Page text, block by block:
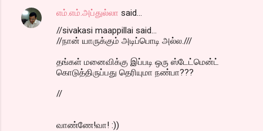
எம்.எம்.அப்துல்லா said…
//sivakasi maappillai said...
//நான் யாருக்கும் அடிப்பொடி அல்ல.///
தங்கள் மனைவிக்கு இப்படி ஒரு ஸ்டேட்மென்ட்
கொடுத்திருப்பது தெரியுமா நண்பா???
//
வாண்ணே!வா! :))